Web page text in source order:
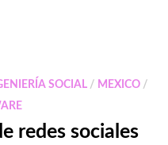
SOCIAL/ MEXICO/
redes sociales